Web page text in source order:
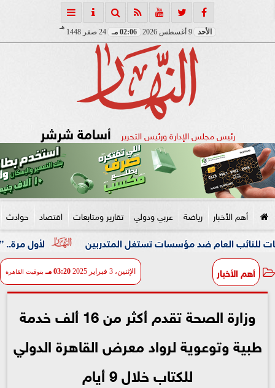
الأحد 02:06 مـ 24 صفر 1448
هـ
رئيس مجلس الإدارة ورئيس التحرير أسامة شرشر
أهم الأخبار رياضة عربي ودولي تقارير ومتابعات اقتصاد حوادث
لأول مرة.. ”الرقابة ضد مؤسسات تستغل المتدربين
أهم الأخبار الإثنين، 3 فبراير 2025 03:20 مـ بتوقيت القاهرة
وزارة الصحة تقدم أكثر من 16 ألف خدمة
طبية وتوعوية لرواد معرض القاهرة الدولي
للكتاب خلال 9 أيام